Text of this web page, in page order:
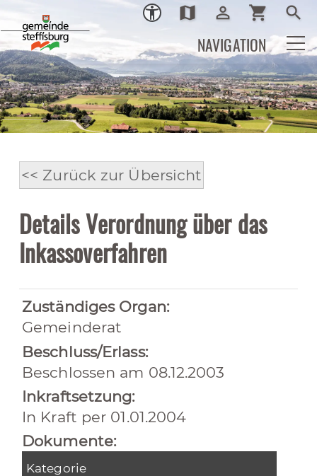
Ortsplan
map Login
person_outline shopping_cart search
NAVIGATION
<< Zurück zur Übersicht
Details Verordnung über das
Inkassoverfahren
Zuständiges Organ:
Gemeinderat
Beschluss/Erlass:
Beschlossen am 08.12.2003
Inkraftsetzung:
In Kraft per 01.01.2004
Dokumente:
Kategorie